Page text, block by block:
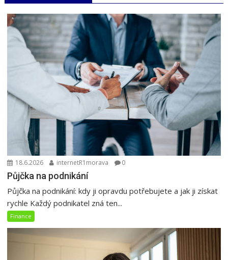
18.6.2026 internetR1morava 0
Půjčka na podnikání
Půjčka na podnikání: kdy ji opravdu potřebujete a jak ji získat
rychle Každý podnikatel zná ten...
Finance